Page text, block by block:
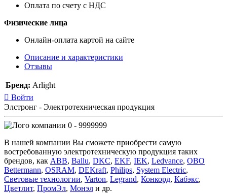
Оплата по счету с НДС
Физические лица
Онлайн-оплата картой на сайте
Описание и характеристики
Отзывы
Бренд: Arlight
Войти
Элстронг - Электротехническая продукция
0 - 9999999
В нашей компании Вы сможете приобрести самую
востребованную электротехническую продукция таких
брендов, как ABB, Ballu, DKC, EKF, IEK, Ledvance, OBO
Bettermann, OSRAM, DEKraft, Philips, System Electric,
Световые технологии, Varton, Legrand, Конкорд, Кабэкс,
Цветлит, ПромЭл, Монэл и др.